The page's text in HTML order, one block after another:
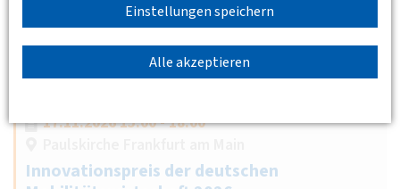
Einstellungen speichern
Alle akzeptieren
17.11.2026 15:00 - 18:00
Innovationspreis der deutschen